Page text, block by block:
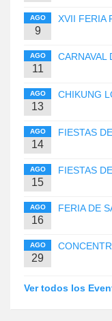
AGO
9
XVII FERIA
AGO
11
CARNAVAL
AGO
13
CHIKUNG
AGO
14
FIESTAS
AGO
15
FIESTAS
AGO
16
FERIA DE
AGO
29
Ver todos los